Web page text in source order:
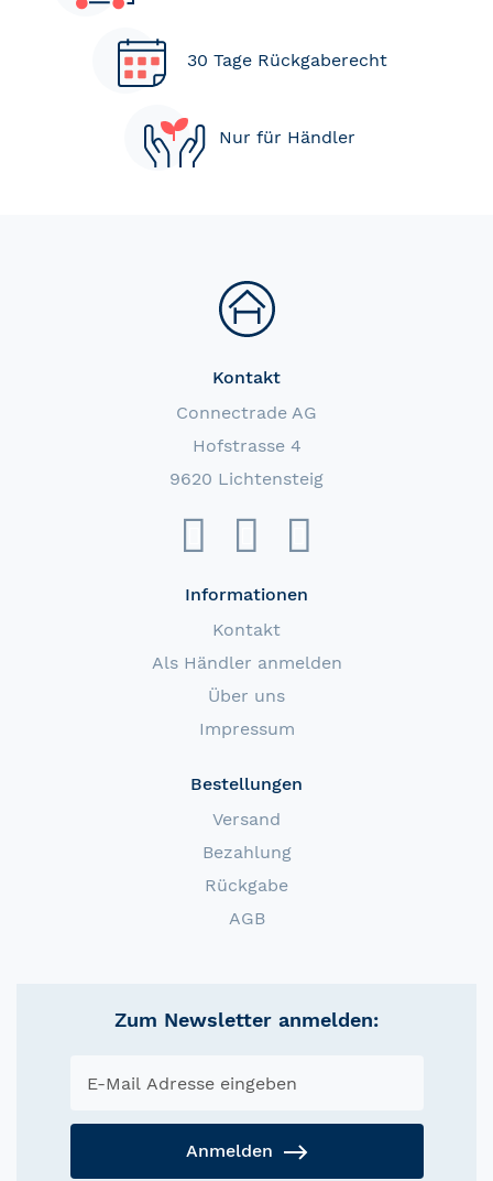
30 Tage Rückgaberecht
Nur für Händler
Kontakt
Connectrade AG
Hofstrasse 4
9620 Lichtensteig
Informationen
Kontakt
Als Händler anmelden
Über uns
Impressum
Bestellungen
Versand
Bezahlung
Rückgabe
AGB
Zum Newsletter anmelden:
Anmelden